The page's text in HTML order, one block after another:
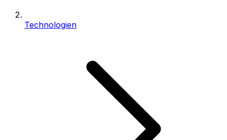
Technologien